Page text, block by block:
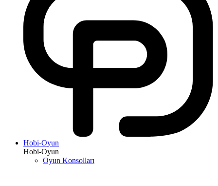
Hobi-Oyun
Hobi-Oyun
Oyun Konsolları